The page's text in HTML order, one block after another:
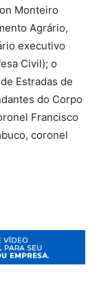
Monteiro
Agrário,
executivo
Civil); o
Estradas de
do Corpo
Francisco
coronel